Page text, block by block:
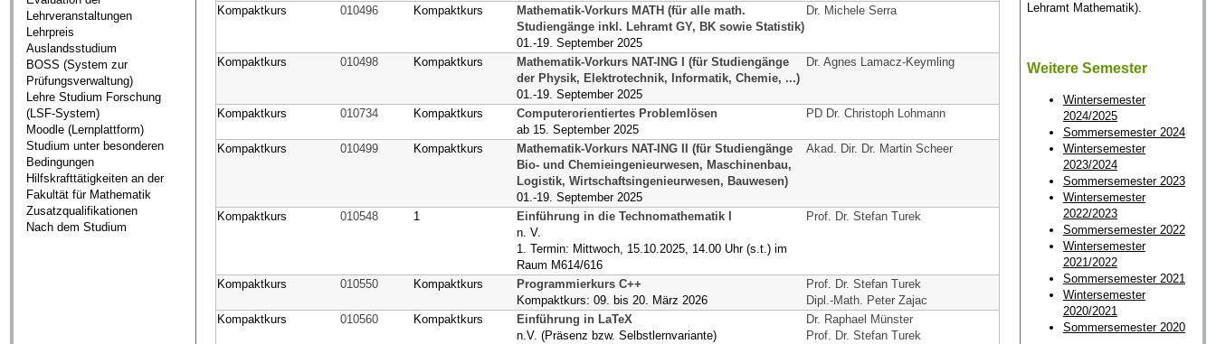
Lehrveranstaltungen
Lehrpreis
Auslandsstudium
BOSS (System zur
Prüfungsverwaltung)
Lehre Studium Forschung
(LSF-System)
Moodle (Lernplattform)
Studium unter besonderen
Bedingungen
Hilfskrafttätigkeiten an der
Fakultät für Mathematik
Zusatzqualifikationen
Nach dem Studium
Kompaktkurs
010496 Kompaktkurs
Mathematik-Vorkurs MATH (für alle math.
Studiengänge inkl. Lehramt GY, BK sowie Statistik)
01.-19. September 2025
Dr. Michele Serra
Kompaktkurs 010498 Kompaktkurs
Mathematik-Vorkurs NAT-ING I (für Studiengänge
der Physik, Elektrotechnik, Informatik, Chemie, ...)
01.-19. September 2025
Dr. Agnes Lamacz-Keymling
Kompaktkurs 010734 Kompaktkurs
Computerorientiertes Problemlösen
ab 15. September 2025
PD Dr. Christoph Lohmann
Kompaktkurs 010499 Kompaktkurs
Mathematik-Vorkurs NAT-ING II (für Studiengänge
Bio- und Chemieingenieurwesen, Maschinenbau,
Logistik, Wirtschaftsingenieurwesen, Bauwesen)
01.-19. September 2025
Akad. Dir. Dr. Martin Scheer
Kompaktkurs 010548 1
Einführung in die Technomathematik I
n. V.
1. Termin: Mittwoch, 15.10.2025, 14.00 Uhr (s.t.) im
Raum M614/616
Prof. Dr. Stefan Turek
Kompaktkurs 010550 Kompaktkurs
Programmierkurs C++
Kompaktkurs: 09. bis 20. März 2026
Prof. Dr. Stefan Turek
Dipl.-Math. Peter Zajac
Kompaktkurs
010560 Kompaktkurs
Einführung in LaTeX
n.V. (Präsenz bzw. Selbstlernvariante)
Dr. Raphael Münster
Prof. Dr. Stefan Turek
Lehramt Mathematik).
Weitere Semester
Wintersemester
2024/2025
Sommersemester 2024
Wintersemester
2023/2024
Sommersemester 2023
Wintersemester
2022/2023
Sommersemester 2022
Wintersemester
2021/2022
Sommersemester 2021
Wintersemester
2020/2021
Sommersemester 2020